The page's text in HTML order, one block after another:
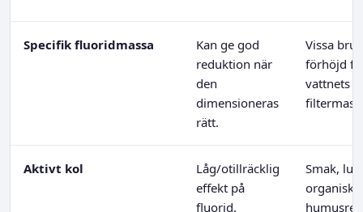
Specifik fluoridmassa
Kan ge god
reduktion när
den
dimensioneras
rätt.
Vissa
förhöjd
vattnets
Aktivt kol
Låg/otillräcklig
effekt på
fluorid.
Smak,